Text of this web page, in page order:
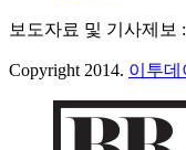
보도자료 및 기사제보 :
Copyright 2014. 이투데